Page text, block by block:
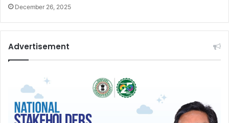
December 26, 2025
Advertisement